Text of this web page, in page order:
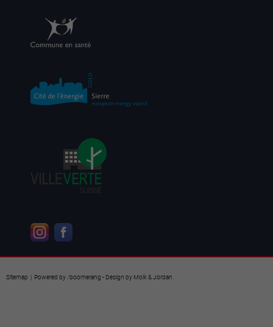
Sitemap | Powered by/boomerang - Design by Molk & Jordan